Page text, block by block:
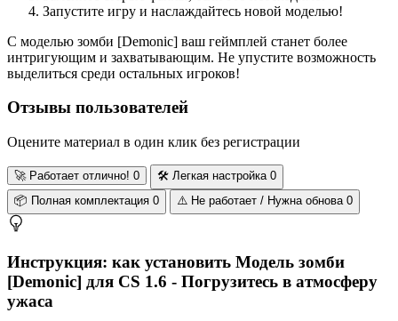
Запустите игру и наслаждайтесь новой моделью!
С моделью зомби [Demonic] ваш геймплей станет более
интригующим и захватывающим. Не упустите возможность
выделиться среди остальных игроков!
Отзывы пользователей
Оцените материал в один клик без регистрации
🚀Работает отлично! 0 🛠️ Легкая настройка 0
📦 Полная комплектация 0 ⚠️ Не работает / Нужна обнова 0
Инструкция: как установить Модель зомби
[Demonic] для CS 1.6 - Погрузитесь в атмосферу
ужаса